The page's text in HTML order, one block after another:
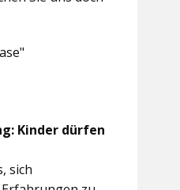
Kinder dürfen
sich